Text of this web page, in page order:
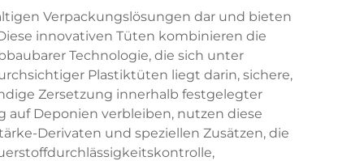
Verpackungslösungen dar und bieten
innovativen Tüten kombinieren die
Technologie, die sich unter
Plastiktüten liegt darin, sichere,
Zersetzung innerhalb festgelegter
Deponien verbleiben, nutzen diese
Derivaten und speziellen Zusätzen, die